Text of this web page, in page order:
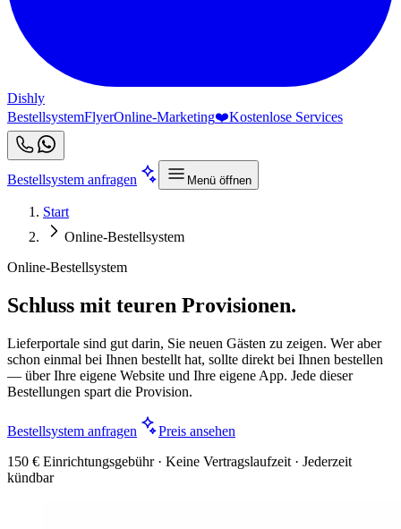
Dishly
BestellsystemFlyerOnline-Marketing❤️Kostenlose Services
Bestellsystem anfragen Menü öffnen
Start
Online-Bestellsystem
Online-Bestellsystem
Schluss mit teuren Provisionen.
Lieferportale sind gut darin, Sie neuen Gästen zu zeigen. Wer aber
schon einmal bei Ihnen bestellt hat, sollte direkt bei Ihnen bestellen
— über Ihre eigene Website und Ihre eigene App. Jede dieser
Bestellungen spart die Provision.
Bestellsystem anfragen
Preis ansehen
150 € Einrichtungsgebühr · Keine Vertragslaufzeit · Jederzeit
kündbar